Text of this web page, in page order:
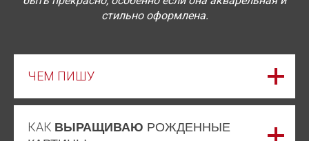
стильно оформлена.
ЧЕМ ПИШУ
КАК ВЫРАЩИВАЮ РОЖДЕННЫЕ